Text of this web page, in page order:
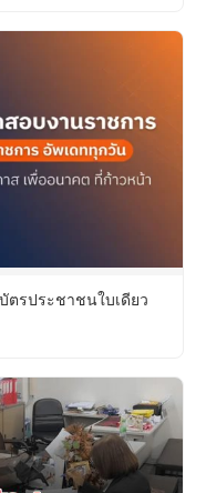
ตรประชาชนใบเดียว